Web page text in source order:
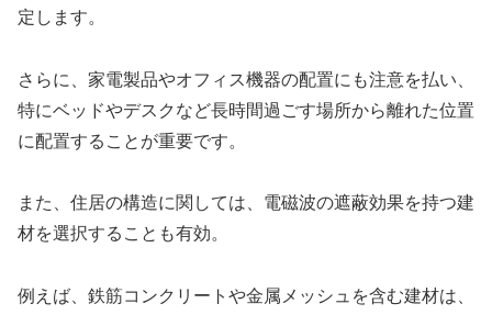
定します。
さらに、家電製品やオフィス機器の配置にも注意を払い、
特にベッドやデスクなど長時間過ごす場所から離れた位置
に配置することが重要です。
また、住居の構造に関しては、電磁波の遮蔽効果を持つ建
材を選択することも有効。
例えば、鉄筋コンクリートや金属メッシュを含む建材は、